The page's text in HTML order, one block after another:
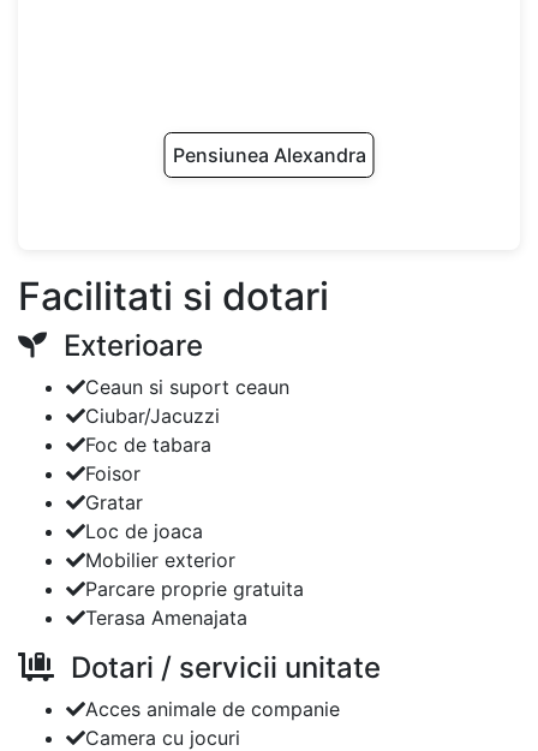
Pensiunea Alexandra
Facilitati si dotari
Exterioare
Ceaun si suport ceaun
Ciubar/Jacuzzi
Foc de tabara
Foisor
Gratar
Loc de joaca
Mobilier exterior
Parcare proprie gratuita
Terasa Amenajata
Dotari / servicii unitate
Acces animale de companie
Camera cu jocuri